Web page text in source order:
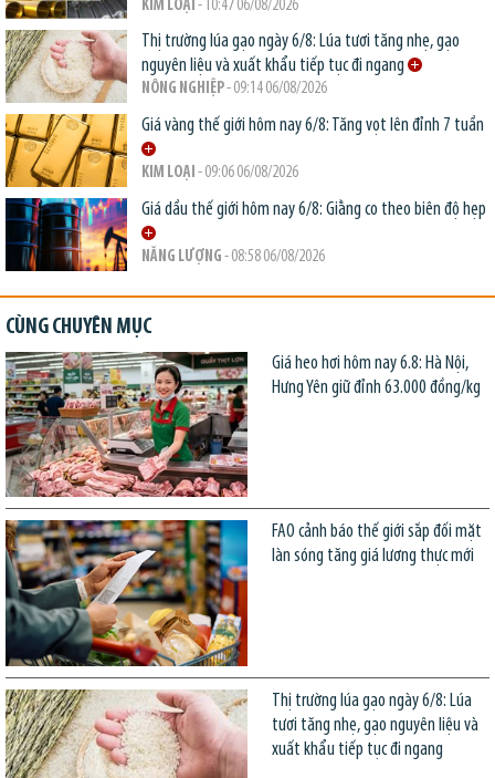
KIM LOẠI - 10:47 06/08/2026
Thị trường lúa gạo ngày 6/8: Lúa tươi tăng nhẹ, gạo
nguyên liệu và xuất khẩu tiếp tục đi ngang
NÔNG NGHIỆP- 09:14 06/08/2026
Giá vàng thế giới hôm nay 6/8: Tăng vọt lên đỉnh 7 tuần
KIM LOẠI - 09:06 06/08/2026
Giá dầu thế giới hôm nay 6/8: Giằng co theo biên độ hẹp
NĂNG LƯỢNG - 08:58 06/08/2026
CÙNG CHUYÊN MỤC
Giá heo hơi hôm nay 6.8: Hà Nội,
Hưng Yên giữ đỉnh 63.000 đồng/kg
FAO cảnh báo thế giới sắp đối mặt
làn sóng tăng giá lương thực mới
Thị trường lúa gạo ngày 6/8: Lúa
tươi tăng nhẹ, gạo nguyên liệu và
xuất khẩu tiếp tục đi ngang